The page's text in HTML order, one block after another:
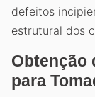
defeitos
estrutural dos
Obtenção
para